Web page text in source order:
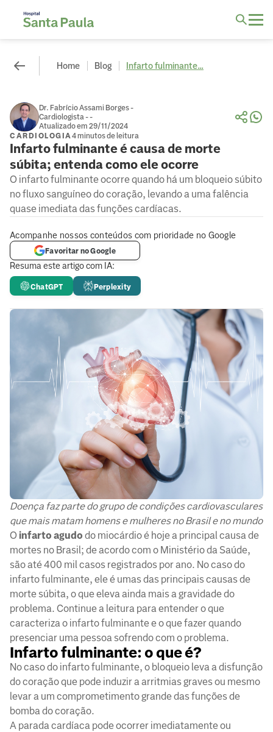
Home Blog Infarto fulminante...
Dr. Fabrício Assami Borges -
Cardiologista - -
Atualizado em 29/11/2024
CARDIOLOGIA4 minutos de leitura
Infarto fulminante é causa de morte
súbita; entenda como ele ocorre
O infarto fulminante ocorre quando há um bloqueio súbito
no fluxo sanguíneo do coração, levando a uma falência
quase imediata das funções cardíacas.
Resuma este artigo com IA:
ChatGPT Perplexity
Acompanhe nossos conteúdos com prioridade no Google
Favoritar no Google
Doença faz parte do grupo de condições cardiovasculares
que mais matam homens e mulheres no Brasil e no mundo
O infarto agudo do miocárdio é hoje a principal causa de
mortes no Brasil; de acordo com o Ministério da Saúde,
são até 400 mil casos registrados por ano. No caso do
infarto fulminante, ele é umas das principais causas de
morte súbita, o que eleva ainda mais a gravidade do
problema. Continue a leitura para entender o que
caracteriza o infarto fulminante e o que fazer quando
presenciar uma pessoa sofrendo com o problema.
Infarto fulminante: o que é?
No caso do infarto fulminante, o bloqueio leva a disfunção
do coração que pode induzir a arritmias graves ou mesmo
levar a um comprometimento grande das funções de
bomba do coração.
A parada cardíaca pode ocorrer imediatamente ou